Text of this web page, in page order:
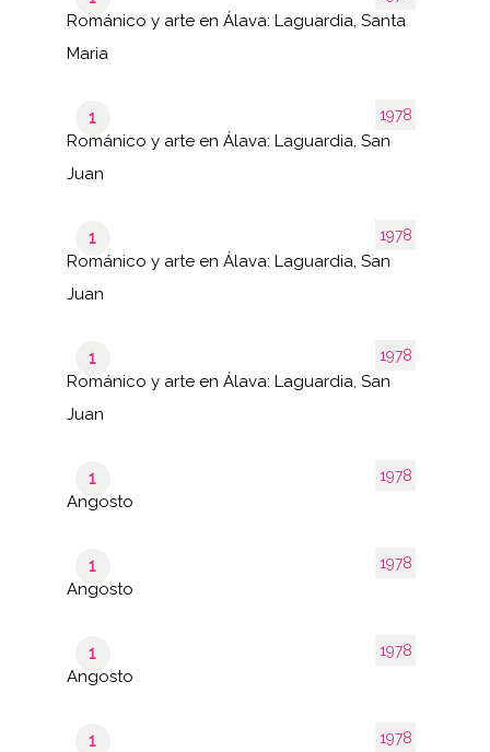
Románico y arte en Álava: Laguardia, Santa
Maria
1978
1
Románico y arte en Álava: Laguardia, San
Juan
1978
1
Románico y arte en Álava: Laguardia, San
Juan
1978
1
Románico y arte en Álava: Laguardia, San
Juan
1978
1
Angosto
1978
1
Angosto
1978
1
Angosto
1978
1